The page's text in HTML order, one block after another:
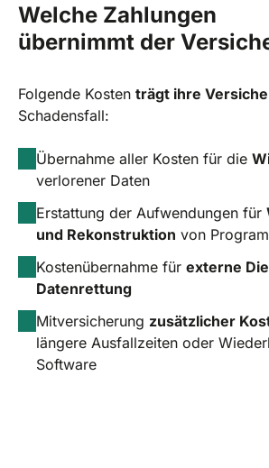
Welche Zahlungen
übernimmt der
Folgende Kosten trägt ihre
Schadensfall:
Übernahme aller Kosten für die
verlorener Daten
Erstattung der Aufwendungen für
und Rekonstruktion von
Kostenübernahme für externe
Datenrettung
Mitversicherung zusätzlicher
längere Ausfallzeiten oder
Software